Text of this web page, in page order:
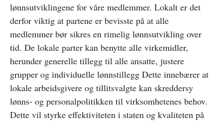
lønnsutviklingene for våre medlemmer. Lokalt er det
derfor viktig at partene er bevisste på at alle
medlemmer bør sikres en rimelig lønnsutvikling over
tid. De lokale parter kan benytte alle virkemidler,
herunder generelle tillegg til alle ansatte, justere
grupper og individuelle lønnstillegg Dette innebærer at
lokale arbeidsgivere og tillitsvalgte kan skreddersy
lønns- og personalpolitikken til virksomhetenes behov.
Dette vil styrke effektiviteten i staten og kvaliteten på